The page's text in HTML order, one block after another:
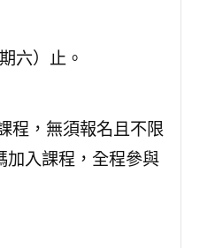
六）止。
程，無須報名且不限
加入課程，全程參與